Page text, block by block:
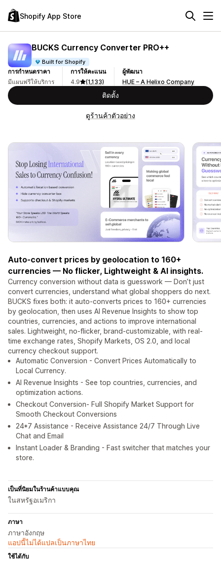
Shopify App Store
BUCKS Currency Converter PRO++
Built for Shopify
การกำหนดราคา
มีแผนฟรีให้บริการ
การให้คะแนน
4.9
(1,133)
ผู้พัฒนา
HUE – A Helixo Company
ติดตั้ง
ดูร้านค้าตัวอย่าง
Auto-convert prices by geolocation to 160+
currencies — No flicker, Lightweight & AI insights.
Currency conversion without data is guesswork — Don’t just
convert currencies, understand what global shoppers do next.
BUCKS fixes both: it auto-converts prices to 160+ currencies
by geolocation, then uses AI Revenue Insights to show top
countries, currencies, and actions to improve international
sales. Lightweight, no-flicker, brand-customizable, with real-
time exchange rates, Shopify Markets, OS 2.0, and local
currency checkout support.
Automatic Conversion - Convert Prices Automatically to
Local Currency.
AI Revenue Insights - See top countries, currencies, and
optimization actions.
Checkout Conversion- Full Shopify Market Support for
Smooth Checkout Conversions
24*7 Assistance - Receive Assistance 24/7 Through Live
Chat and Email
Instant Loader & Branding - Fast switcher that matches your
store.
เป็นที่นิยมในร้านค้าแบบคุณ
ในสหรัฐอเมริกา
ภาษา
ภาษาอังกฤษ
แอปนี้ไม่ได้แปลเป็นภาษาไทย
ใช้ได้กับ